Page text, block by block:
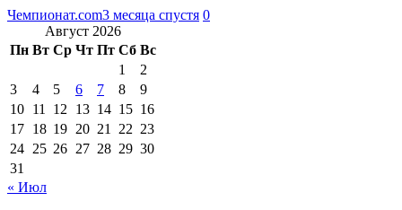
Чемпионат.com3 месяца спустя 0
Август 2026
Пн Вт Ср Чт Пт Сб Вс
1
2
3
4 5 6 7 8
9
10 11 12 13 14 15 16
17 18 19 20 21 22 23
24 25 26 27 28 29 30
31
« Июл